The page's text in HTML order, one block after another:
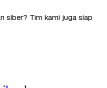
siber? Tim kami juga siap